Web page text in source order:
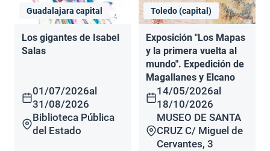
Guadalajara capital
Los gigantes de Isabel
Salas
01/07/2026al
31/08/2026
Biblioteca Pública
del Estado
Toledo (capital)
Exposición "Los Mapas
y la primera vuelta al
mundo". Expedición de
Magallanes y Elcano
14/05/2026al
18/10/2026
MUSEO DE SANTA
CRUZ C/ Miguel de
Cervantes, 3